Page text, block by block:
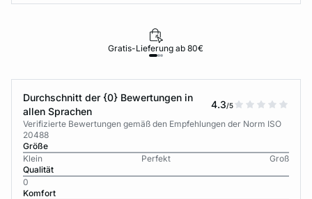
Gratis-Lieferung ab 80€
Durchschnitt der {0} Bewertungen in
allen Sprachen
4.3/5
Verifizierte Bewertungen gemäß den Empfehlungen der Norm ISO
20488
Größe
Klein
Perfekt
Groß
Qualität
0
Komfort